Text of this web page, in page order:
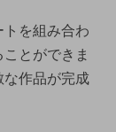
を組み合わ
とができま
な作品が完成